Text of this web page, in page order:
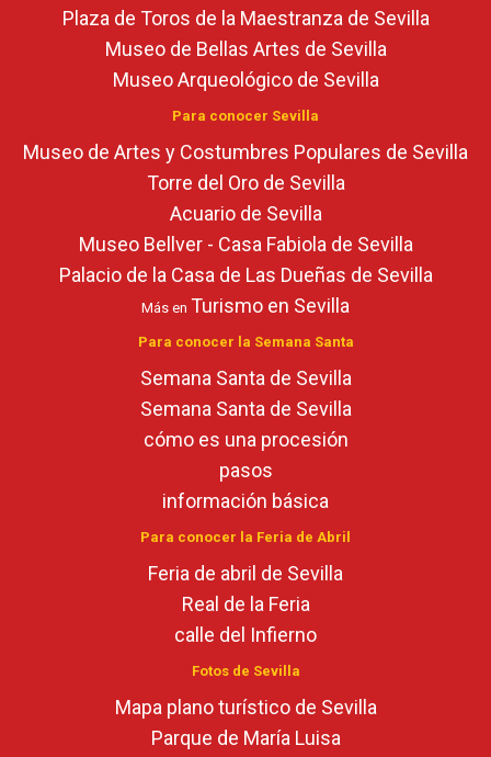
Plaza de Toros de la Maestranza de Sevilla
Museo de Bellas Artes de Sevilla
Museo Arqueológico de Sevilla
Para conocer Sevilla
Museo de Artes y Costumbres Populares de Sevilla
Torre del Oro de Sevilla
Acuario de Sevilla
Museo Bellver - Casa Fabiola de Sevilla
Palacio de la Casa de Las Dueñas de Sevilla
Más en Turismo en Sevilla
Para conocer la Semana Santa
Semana Santa de Sevilla
Semana Santa de Sevilla
cómo es una procesión
pasos
información básica
Para conocer la Feria de Abril
Feria de abril de Sevilla
Real de la Feria
calle del Infierno
Fotos de Sevilla
Mapa plano turístico de Sevilla
Parque de María Luisa